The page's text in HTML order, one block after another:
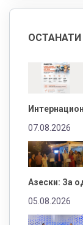
ОСТАНАТИ
07.08.2026
Азески: За
05.08.2026